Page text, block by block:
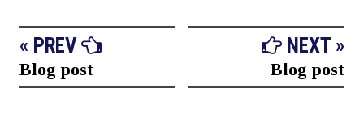
« PREV
Blog post
NEXT »
Blog post